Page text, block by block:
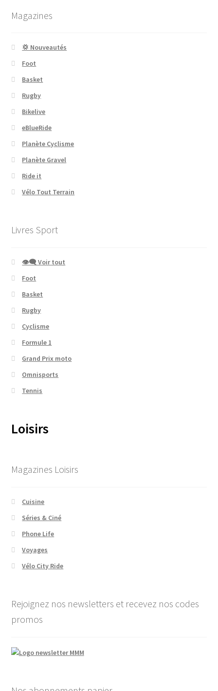
Magazines
💢 Nouveautés
Foot
Basket
Rugby
Bikelive
eBlueRide
Planète Cyclisme
Planète Gravel
Ride it
Vélo Tout Terrain
Livres Sport
👁‍🗨 Voir tout
Foot
Basket
Rugby
Cyclisme
Formule 1
Grand Prix moto
Omnisports
Tennis
Loisirs
Magazines Loisirs
Cuisine
Séries & Ciné
Phone Life
Voyages
Vélo City Ride
Rejoignez nos newsletters et recevez nos codes
promos